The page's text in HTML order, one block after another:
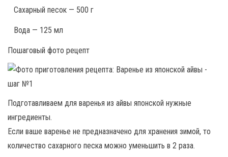
Сахарный песок — 500 г
Вода — 125 мл
Пошаговый фото рецепт
Подготавливаем для варенья из айвы японской нужные
ингредиенты.
Если ваше варенье не предназначено для хранения зимой, то
количество сахарного песка можно уменьшить в 2 раза.